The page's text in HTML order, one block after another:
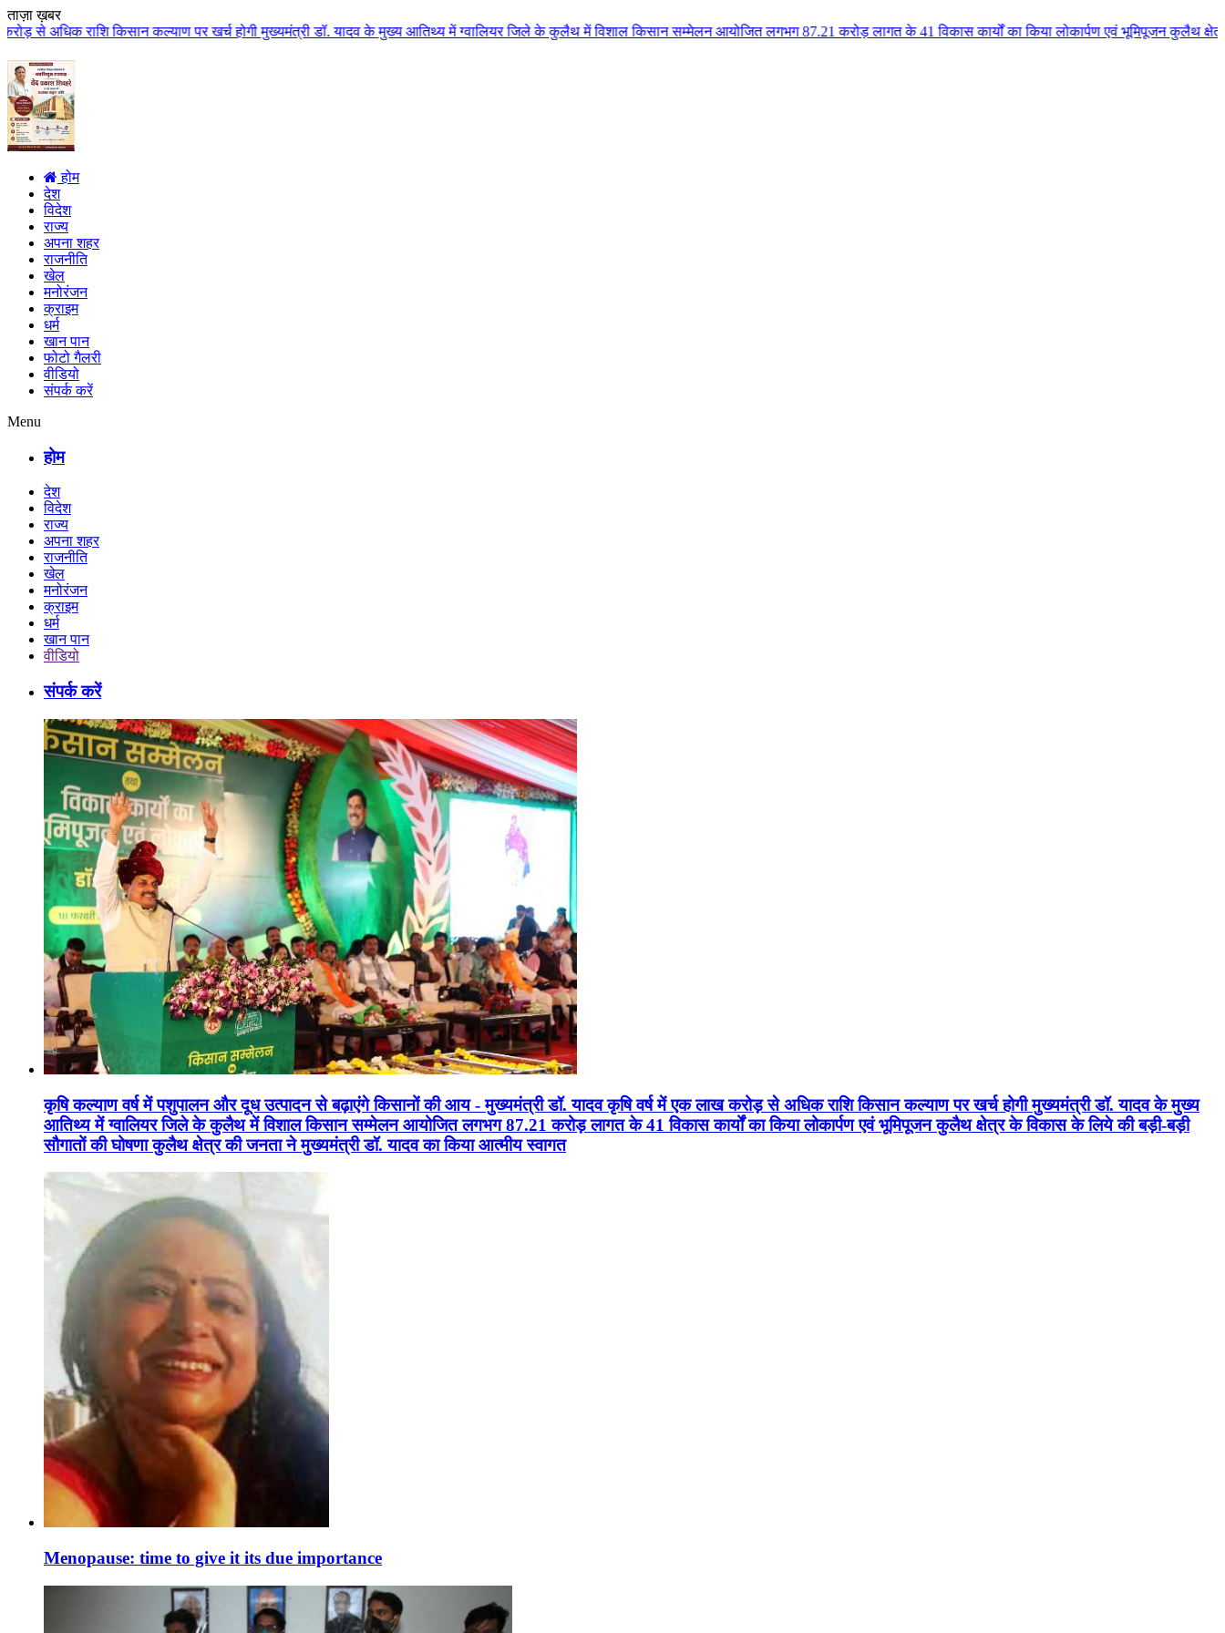
ताज़ा ख़बर
कल्याण पर खर्च होगी मुख्यमंत्री डॉ. यादव के मुख्य आतिथ्य में ग्वालियर जिले के कुलैथ में विशाल किसान सम्मेलन आयोजित लगभग 87.21 करोड़ लागत के 41 विकास कार्यों का किया लोकार्पण एवं भूमिपूजन कुलैथ क्षेत्र के विकास के
होम
देश
विदेश
राज्य
अपना शहर
राजनीति
खेल
मनोरंजन
क्राइम
धर्म
खान पान
फोटो गैलरी
वीडियो
संपर्क करें
Menu
होम
देश
विदेश
राज्य
अपना शहर
राजनीति
खेल
मनोरंजन
क्राइम
धर्म
खान पान
वीडियो
संपर्क करें
कृषि कल्याण वर्ष में पशुपालन और दूध उत्पादन से बढ़ाएंगे किसानों की आय - मुख्यमंत्री डॉ. यादव कृषि वर्ष में एक लाख करोड़ से अधिक राशि किसान कल्याण पर खर्च होगी मुख्यमंत्री डॉ. यादव के मुख्य
आतिथ्य में ग्वालियर जिले के कुलैथ में विशाल किसान सम्मेलन आयोजित लगभग 87.21 करोड़ लागत के 41 विकास कार्यों का किया लोकार्पण एवं भूमिपूजन कुलैथ क्षेत्र के विकास के लिये की बड़ी-बड़ी
सौगातों की घोषणा कुलैथ क्षेत्र की जनता ने मुख्यमंत्री डॉ. यादव का किया आत्मीय स्वागत
Menopause: time to give it its due importance